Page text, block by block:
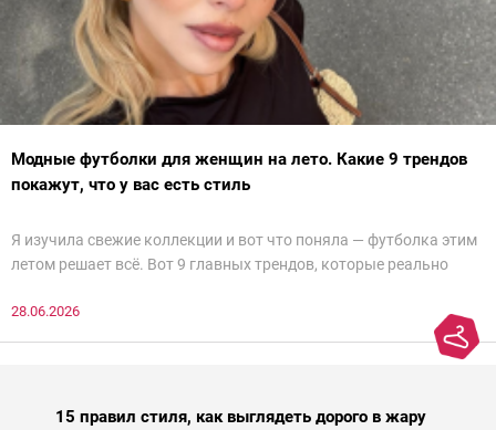
Модные футболки для женщин на лето. Какие 9 трендов
покажут, что у вас есть стиль
Я изучила свежие коллекции и вот что поняла — футболка этим
летом решает всё. Вот 9 главных трендов, которые реально
лайки и подписка!
28.06.2026
15 правил стиля, как выглядеть дорого в жару